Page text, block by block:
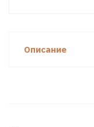
Описание